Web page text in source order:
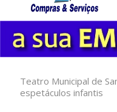
Teatro Municipal de
espetáculos infantis